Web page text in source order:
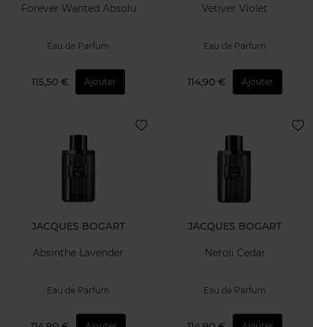
Forever Wanted Absolu
Eau de Parfum
115,50 € Ajouter
Vetiver Violet
Eau de Parfum
114,90 € Ajouter
JACQUES BOGART
Absinthe Lavender
Eau de Parfum
JACQUES BOGART
Neroli Cedar
Eau de Parfum